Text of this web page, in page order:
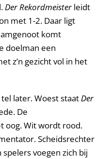
Der Rekordmeisterleidt
met 1-2. Daar ligt
komt
doelman een
z’n gezicht vol in het
later. Woest staatDer
De
oog. Wit wordt rood.
Scheidsrechter
voegen zich bij